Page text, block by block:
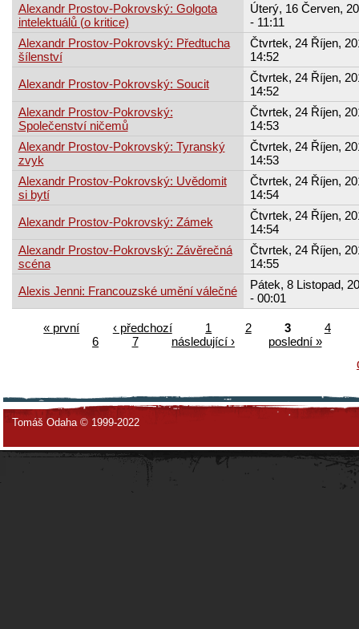
Alexandr Prostov-Pokrovský: Golgota
intelektuálů (o kritice)
Úterý, 16 Červen,
- 11:11
Alexandr Prostov-Pokrovský: Předtucha
šílenství
Čtvrtek, 24 Říjen,
14:52
Alexandr Prostov-Pokrovský: Soucit
Čtvrtek, 24 Říjen,
14:52
Alexandr Prostov-Pokrovský:
Společenství ničemů
Čtvrtek, 24 Říjen,
14:53
Alexandr Prostov-Pokrovský: Tyranský
zvyk
Čtvrtek, 24 Říjen,
14:53
Alexandr Prostov-Pokrovský: Uvědomit
si bytí
Čtvrtek, 24 Říjen,
14:54
Alexandr Prostov-Pokrovský: Zámek
Čtvrtek, 24 Říjen,
14:54
Alexandr Prostov-Pokrovský: Závěrečná
scéna
Čtvrtek, 24 Říjen,
14:55
Alexis Jenni: Francouzské umění válečné
Pátek, 8 Listopad,
- 00:01
« první ‹ předchozí 1 2 3
4
6
7 následující ›
poslední »
Tomáš Odaha © 1999-2022